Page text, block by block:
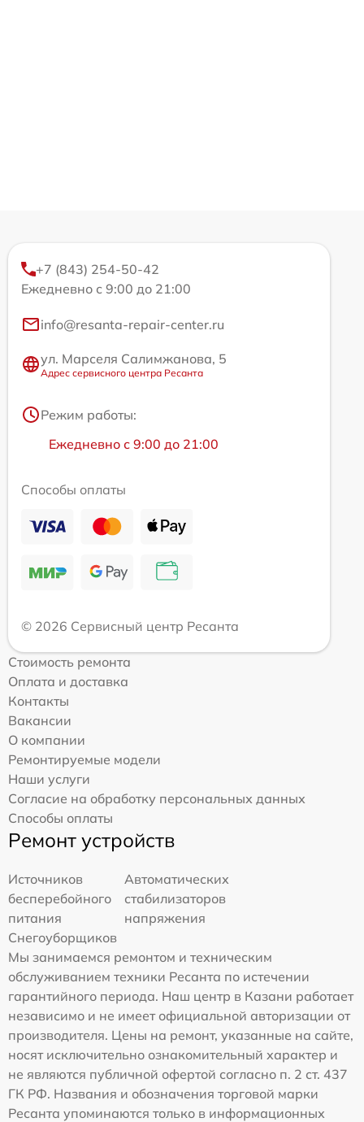
+7 (843) 254-50-42
Ежедневно с 9:00 до 21:00
info@resanta-repair-center.ru
ул. Марселя Салимжанова, 5
Адрес сервисного центра Ресанта
Режим работы:
Ежедневно с 9:00 до 21:00
Способы оплаты
© 2026 Сервисный центр Ресанта
Стоимость ремонта
Оплата и доставка
Контакты
Вакансии
О компании
Ремонтируемые модели
Наши услуги
Согласие на обработку персональных данных
Способы оплаты
Ремонт устройств
Источников
бесперебойного
питания
Автоматических
стабилизаторов
напряжения
Снегоуборщиков
Мы занимаемся ремонтом и техническим
обслуживанием техники Ресанта по истечении
гарантийного периода. Наш центр в Казани работает
независимо и не имеет официальной авторизации от
производителя. Цены на ремонт, указанные на сайте,
носят исключительно ознакомительный характер и
не являются публичной офертой согласно п. 2 ст. 437
ГК РФ. Названия и обозначения торговой марки
Ресанта упоминаются только в информационных